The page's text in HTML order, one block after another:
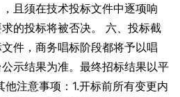
且须在技术投标文件中逐项响
的投标将被否决。 六、投标截
件，商务唱标阶段都将予以唱
示结果为准。最终招标结果以平
注意事项：1.开标前所有变更内